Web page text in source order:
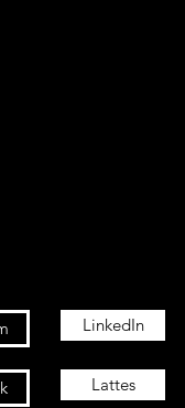
LinkedIn
Lattes